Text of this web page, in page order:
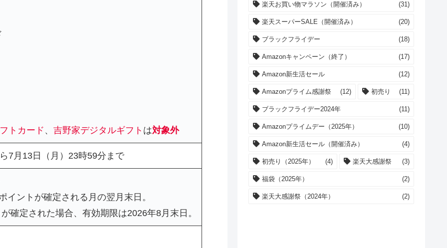
トカード 、 吉野家デジタルギフト は対象外
7月13日（月）23時59分まで
ントが確定される月の翌月末日。
確定された場合、有効期限は2026年8月末日。
楽天お買い物マラソン（開催済み） (31)
楽天スーパーSALE（開催済み） (20)
ブラックフライデー (18)
Amazonキャンペーン（終了） (17)
Amazon新生活セール (12)
Amazonプライム感謝祭 (12) 初売り (11)
ブラックフライデー2024年 (11)
Amazonプライムデー（2025年） (10)
Amazon新生活セール（開催済み） (4)
初売り（2025年） (4) 楽天大感謝祭 (3)
福袋（2025年） (2)
楽天大感謝祭（2024年） (2)